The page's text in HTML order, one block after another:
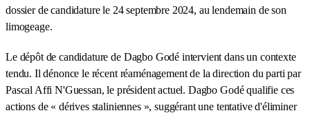
dossier de candidature le 24 septembre 2024, au lendemain de son
limogeage.
Le dépôt de candidature de Dagbo Godé intervient dans un contexte
tendu. Il dénonce le récent réaménagement de la direction du parti par
Pascal Affi N'Guessan, le président actuel. Dagbo Godé qualifie ces
actions de « dérives staliniennes », suggérant une tentative d'éliminer